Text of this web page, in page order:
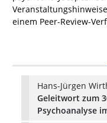
einem Peer-Review-
Hans-Jürgen
Geleitwort zum
Psychoanalyse